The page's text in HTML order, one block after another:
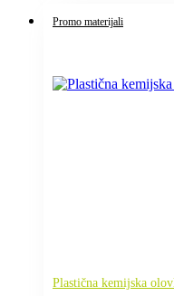
Promo materijali
Plastična kemijska